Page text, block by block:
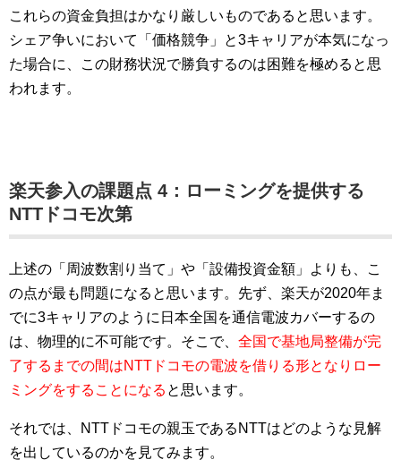
これらの資金負担はかなり厳しいものであると思います。
シェア争いにおいて「価格競争」と3キャリアが本気になっ
た場合に、この財務状況で勝負するのは困難を極めると思
われます。
楽天参入の課題点 4：ローミングを提供する
NTTドコモ次第
上述の「周波数割り当て」や「設備投資金額」よりも、こ
の点が最も問題になると思います。先ず、楽天が2020年ま
でに3キャリアのように日本全国を通信電波カバーするの
は、物理的に不可能です。そこで、 全国で基地局整備が完
了するまでの間はNTTドコモの電波を借りる形となりロー
ミングをすることになる と思います。
それでは、NTTドコモの親玉であるNTTはどのような見解
を出しているのかを見てみます。